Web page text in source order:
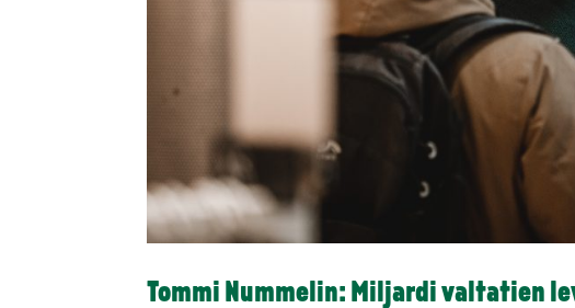
Tommi Nummelin: Miljardi valtatien